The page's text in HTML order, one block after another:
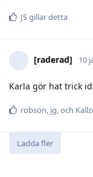
JSgillar detta
[raderad] 10
Karla gör hat trick
robson, jg, och
Ladda fler